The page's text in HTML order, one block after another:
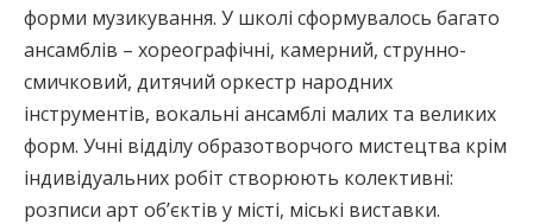
форми музикування. У школі сформувалось багато
ансамблів – хореографічні, камерний, струнно-
смичковий, дитячий оркестр народних
інструментів, вокальні ансамблі малих та великих
форм. Учні відділу образотворчого мистецтва крім
індивідуальних робіт створюють колективні:
розписи арт об’єктів у місті, міські виставки.